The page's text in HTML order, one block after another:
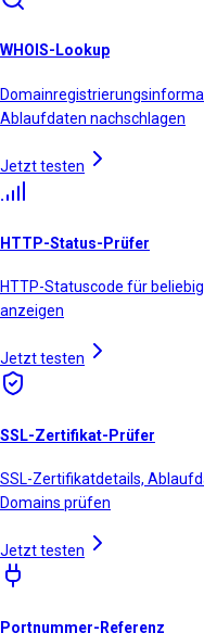
WHOIS-Lookup
Ablaufdaten nachschlagen
Jetzt testen
HTTP-Status-Prüfer
HTTP-Statuscode für
anzeigen
Jetzt testen
SSL-Zertifikat-Prüfer
SSL-Zertifikatdetails,
Domains prüfen
Jetzt testen
Portnummer-Referenz